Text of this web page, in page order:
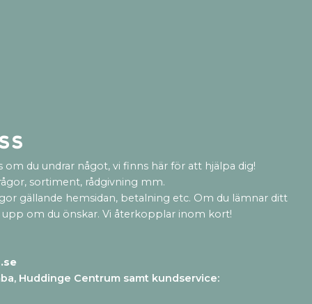
du undrar något, vi finns här för att hjälpa dig!
sortiment, rådgivning mm.
gällande hemsidan, betalning etc. Om du lämnar ditt
om du önskar. Vi återkopplar inom kort!
Huddinge Centrum samt kundservice: